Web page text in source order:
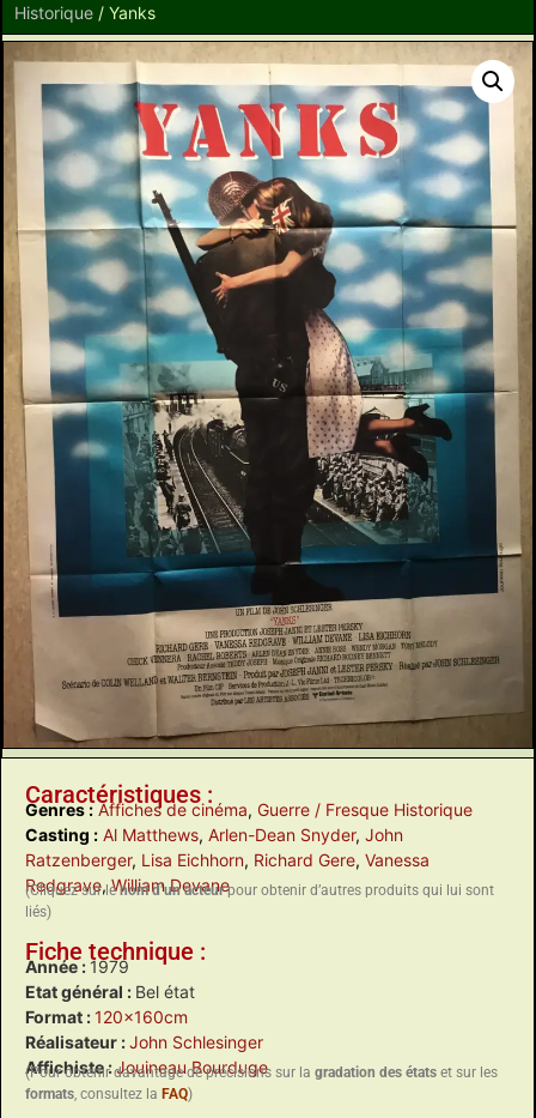
Historique / Yanks
Caractéristiques :
Genres : Affiches de cinéma, Guerre / Fresque Historique
Casting : Al Matthews, Arlen-Dean Snyder, John
Ratzenberger, Lisa Eichhorn, Richard Gere, Vanessa
Redgrave,William Devane
(Cliquez sur lenom d’un acteurpour obtenir d’autres produits qui lui sont
liés)
Fiche technique :
Année : 1979
Etat général : Bel état
Format :120x160cm
Réalisateur :John Schlesinger
Affichiste :Jouineau Bourduge
(Pour obtenir davantage de précisions sur la gradation des états et sur les
formats, consultez la FAQ)